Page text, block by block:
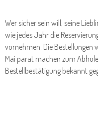
Wer sicher sein will, seine
wie jedes Jahr die
vornehmen. Die
Mai parat machen zum
Bestellbestätigung bekannt